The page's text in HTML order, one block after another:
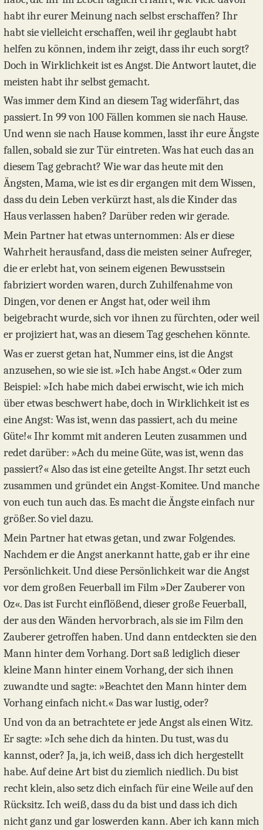
habt ihr eurer Meinung nach selbst erschaffen? Ihr
habt sie vielleicht erschaffen, weil ihr geglaubt habt
helfen zu können, indem ihr zeigt, dass ihr euch sorgt?
Doch in Wirklichkeit ist es Angst. Die Antwort lautet, die
meisten habt ihr selbst gemacht.
Was immer dem Kind an diesem Tag widerfährt, das
passiert. In 99 von 100 Fällen kommen sie nach Hause.
Und wenn sie nach Hause kommen, lasst ihr eure Ängste
fallen, sobald sie zur Tür eintreten. Was hat euch das an
diesem Tag gebracht? Wie war das heute mit den
Ängsten, Mama, wie ist es dir ergangen mit dem Wissen,
dass du dein Leben verkürzt hast, als die Kinder das
Haus verlassen haben? Darüber reden wir gerade.
Mein Partner hat etwas unternommen: Als er diese
Wahrheit herausfand, dass die meisten seiner Aufreger,
die er erlebt hat, von seinem eigenen Bewusstsein
fabriziert worden waren, durch Zuhilfenahme von
Dingen, vor denen er Angst hat, oder weil ihm
beigebracht wurde, sich vor ihnen zu fürchten, oder weil
er projiziert hat, was an diesem Tag geschehen könnte.
Was er zuerst getan hat, Nummer eins, ist die Angst
anzusehen, so wie sie ist. »Ich habe Angst.« Oder zum
Beispiel: »Ich habe mich dabei erwischt, wie ich mich
über etwas beschwert habe, doch in Wirklichkeit ist es
eine Angst: Was ist, wenn das passiert, ach du meine
Güte!« Ihr kommt mit anderen Leuten zusammen und
redet darüber: »Ach du meine Güte, was ist, wenn das
passiert?« Also das ist eine geteilte Angst. Ihr setzt euch
zusammen und gründet ein Angst-Komitee. Und manche
von euch tun auch das. Es macht die Ängste einfach nur
größer. So viel dazu.
Mein Partner hat etwas getan, und zwar Folgendes.
Nachdem er die Angst anerkannt hatte, gab er ihr eine
Persönlichkeit. Und diese Persönlichkeit war die Angst
vor dem großen Feuerball im Film »Der Zauberer von
Oz«. Das ist Furcht einflößend, dieser große Feuerball,
der aus den Wänden hervorbrach, als sie im Film den
Zauberer getroffen haben. Und dann entdeckten sie den
Mann hinter dem Vorhang. Dort saß lediglich dieser
kleine Mann hinter einem Vorhang, der sich ihnen
zuwandte und sagte: »Beachtet den Mann hinter dem
Vorhang einfach nicht.« Das war lustig, oder?
Und von da an betrachtete er jede Angst als einen Witz.
Er sagte: »Ich sehe dich da hinten. Du tust, was du
kannst, oder? Ja, ja, ich weiß, dass ich dich hergestellt
habe. Auf deine Art bist du ziemlich niedlich. Du bist
recht klein, also setz dich einfach für eine Weile auf den
Rücksitz. Ich weiß, dass du da bist und dass ich dich
nicht ganz und gar loswerden kann. Aber ich kann mich